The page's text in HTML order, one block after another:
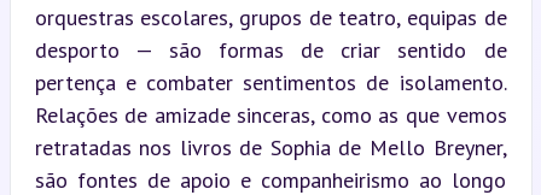
orquestras escolares, grupos de teatro, equipas de
desporto — são formas de criar sentido de
pertença e combater sentimentos de isolamento.
Relações de amizade sinceras, como as que vemos
retratadas nos livros de Sophia de Mello Breyner,
são fontes de apoio e companheirismo ao longo